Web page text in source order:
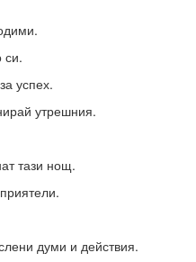
си.
успех.
утрешния.
тази нощ.
думи и действия.